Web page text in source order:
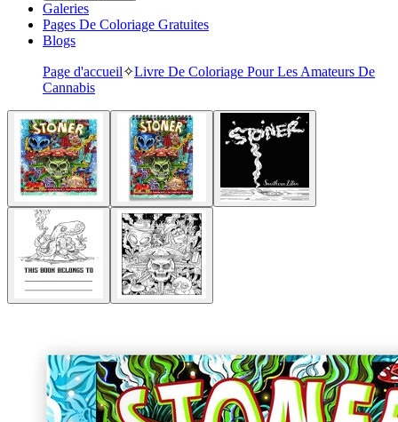
Galeries
Pages De Coloriage Gratuites
Blogs
Page d'accueil✧Livre De Coloriage Pour Les Amateurs De
Cannabis